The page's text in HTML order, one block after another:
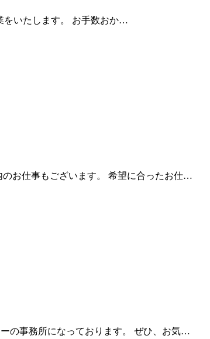
をいたします。 お手数おか…
お仕事もございます。 希望に合ったお仕…
の事務所になっております。 ぜひ、お気…